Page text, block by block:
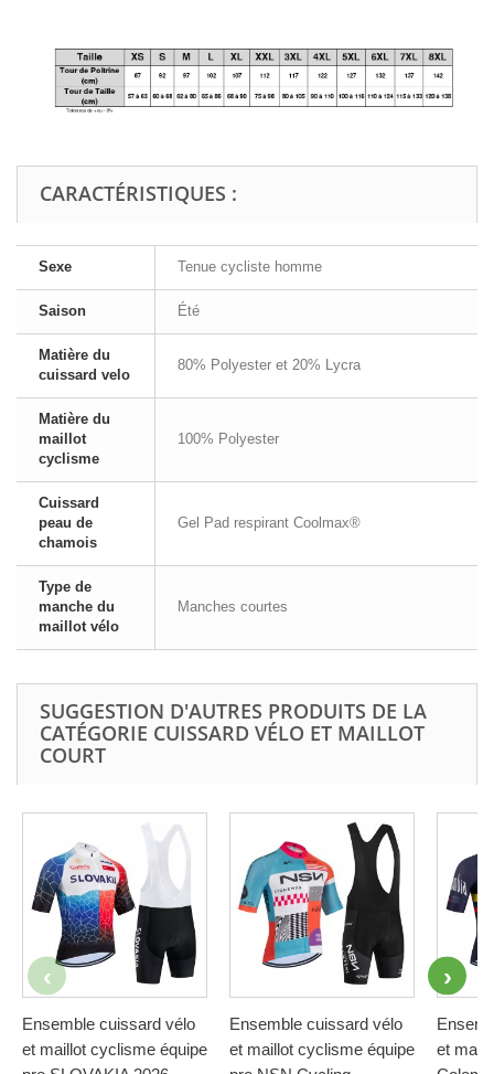
CARACTÉRISTIQUES :
Sexe Tenue cycliste homme
Saison Été
Matière du
cuissard velo
80% Polyester et 20% Lycra
Matière du
maillot
cyclisme
100% Polyester
Cuissard
peau de
chamois
Gel Pad respirant Coolmax®
Type de
manche du
maillot vélo
Manches courtes
SUGGESTION D'AUTRES PRODUITS DE LA
CATÉGORIE CUISSARD VÉLO ET MAILLOT
COURT
Ensemble cuissard vélo
et maillot cyclisme équipe
Ensemble cuissard vélo
et maillot cyclisme équipe
et